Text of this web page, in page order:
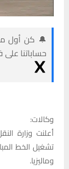
🔔 كن أول من
حساباتنا
وكالات:
أعلنت وزارة
تشغيل الخط
وماليزيا.